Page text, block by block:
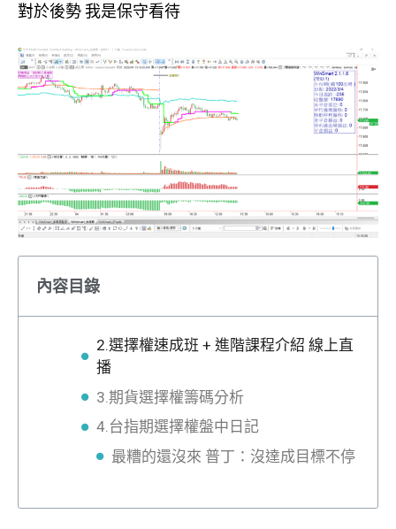
對於後勢 我是保守看待
內容目錄
2.選擇權速成班 + 進階課程介紹 線上直
播
3.期貨選擇權籌碼分析
4.台指期選擇權盤中日記
最糟的還沒來 普丁：沒達成目標不停